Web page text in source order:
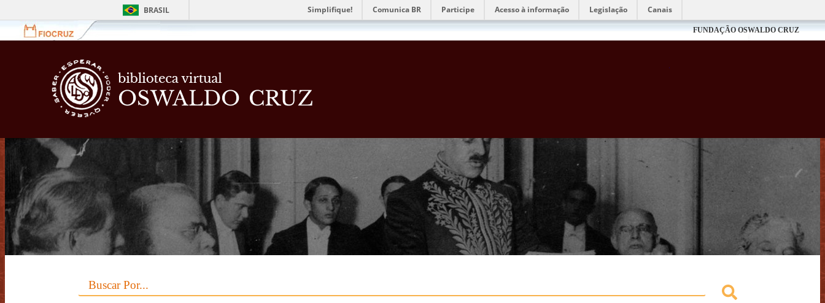
BRASIL Simplifique! Comunica BR Participe Acesso à informação Legislação Canais
FUNDAÇÃO OSWALDO CRUZ